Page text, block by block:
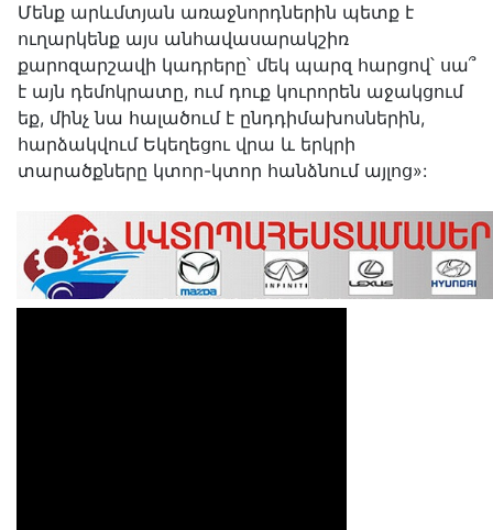
Մենք արևմտյան առաջնորդներին պետք է
ուղարկենք այս անհավասարակշիռ
քարոզարշավի կադրերը՝ մեկ պարզ հարցով՝ սա՞
է այն դեմոկրատը, ում դուք կուրորեն աջակցում
եք, մինչ նա հալածում է ընդդիմախոսներին,
հարձակվում Եկեղեցու վրա և երկրի
տարածքները կտոր-կտոր հանձնում այլոց»: